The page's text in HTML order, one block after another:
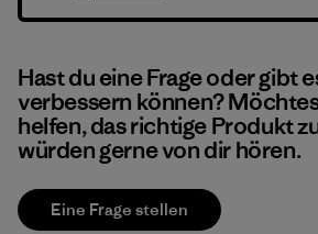
Hast du eine Frage oder gibt
verbessern können?
helfen, das richtige Produkt
würden gerne von dir hören.
Eine Frage stellen